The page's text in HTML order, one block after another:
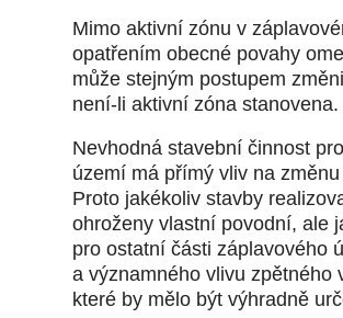
Mimo aktivní zónu v
opatřením obecné povahy
může stejným postupem
není-li aktivní zóna stanovena.
Nevhodná stavební činnost
území má přímý vliv na
Proto jakékoliv stavby
ohroženy vlastní povodní, ale
pro ostatní části záplavového
a významného vlivu zpětného
které by mělo být výhradně